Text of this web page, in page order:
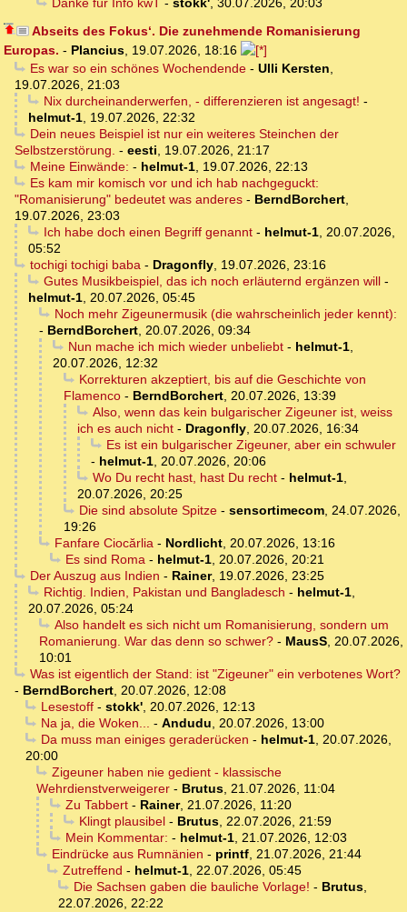
Danke für Info kwT - stokk', 30.07.2026, 20:03
Abseits des Fokus‘. Die zunehmende Romanisierung
Europas. - Plancius, 19.07.2026, 18:16
Es war so ein schönes Wochendende- Ulli Kersten,
19.07.2026, 21:03
Nix durcheinanderwerfen, - differenzieren ist angesagt! -
helmut-1, 19.07.2026, 22:32
Dein neues Beispiel ist nur ein weiteres Steinchen der
Selbstzerstörung. - eesti, 19.07.2026, 21:17
Meine Einwände: - helmut-1, 19.07.2026, 22:13
Es kam mir komisch vor und ich hab nachgeguckt:
"Romanisierung" bedeutet was anderes - BerndBorchert,
19.07.2026, 23:03
Ich habe doch einen Begriff genannt- helmut-1, 20.07.2026,
05:52
tochigi tochigi baba- Dragonfly, 19.07.2026, 23:16
Gutes Musikbeispiel, das ich noch erläuternd ergänzen will-
helmut-1, 20.07.2026, 05:45
Noch mehr Zigeunermusik (die wahrscheinlich jeder kennt):
- BerndBorchert, 20.07.2026, 09:34
Nun mache ich mich wieder unbeliebt- helmut-1,
20.07.2026, 12:32
Korrekturen akzeptiert, bis auf die Geschichte von
Flamenco - BerndBorchert, 20.07.2026, 13:39
Also, wenn das kein bulgarischer Zigeuner ist, weiss
ich es auch nicht - Dragonfly, 20.07.2026, 16:34
Es ist ein bulgarischer Zigeuner, aber ein schwuler
- helmut-1, 20.07.2026, 20:06
Wo Du recht hast, hast Du recht- helmut-1,
20.07.2026, 20:25
Die sind absolute Spitze- sensortimecom, 24.07.2026,
19:26
Fanfare Ciocărlia- Nordlicht, 20.07.2026, 13:16
Es sind Roma- helmut-1, 20.07.2026, 20:21
Der Auszug aus Indien - Rainer, 19.07.2026, 23:25
Richtig. Indien, Pakistan und Bangladesch - helmut-1,
20.07.2026, 05:24
Also handelt es sich nicht um Romanisierung, sondern um
Romanierung. War das denn so schwer? - MausS, 20.07.2026,
10:01
Was ist eigentlich der Stand: ist "Zigeuner" ein verbotenes Wort?
- BerndBorchert, 20.07.2026, 12:08
Lesestoff- stokk', 20.07.2026, 12:13
Na ja, die Woken... - Andudu, 20.07.2026, 13:00
Da muss man einiges geraderücken - helmut-1, 20.07.2026,
20:00
Zigeuner haben nie gedient - klassische
Wehrdienstverweigerer - Brutus, 21.07.2026, 11:04
Zu Tabbert- Rainer, 21.07.2026, 11:20
Klingt plausibel- Brutus, 22.07.2026, 21:59
Mein Kommentar: - helmut-1, 21.07.2026, 12:03
Eindrücke aus Rumnänien - printf, 21.07.2026, 21:44
Zutreffend - helmut-1, 22.07.2026, 05:45
Die Sachsen gaben die bauliche Vorlage! - Brutus,
22.07.2026, 22:22